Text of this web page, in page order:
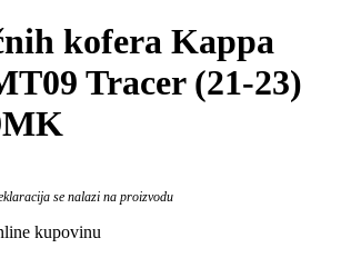
kofera Kappa
Tracer (21-23)
se nalazi na proizvodu
kupovinu